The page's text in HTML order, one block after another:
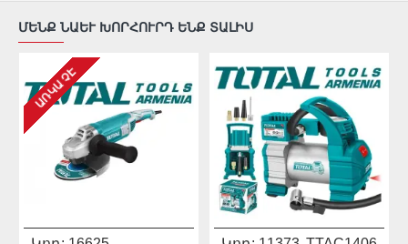
ՄԵՆՔ ՆԱԵՒ ԽՈՐՀՈՒՐԴ ԵՆՔ ՏԱԼԻՍ
ԱՌԿԱ ՉԷ